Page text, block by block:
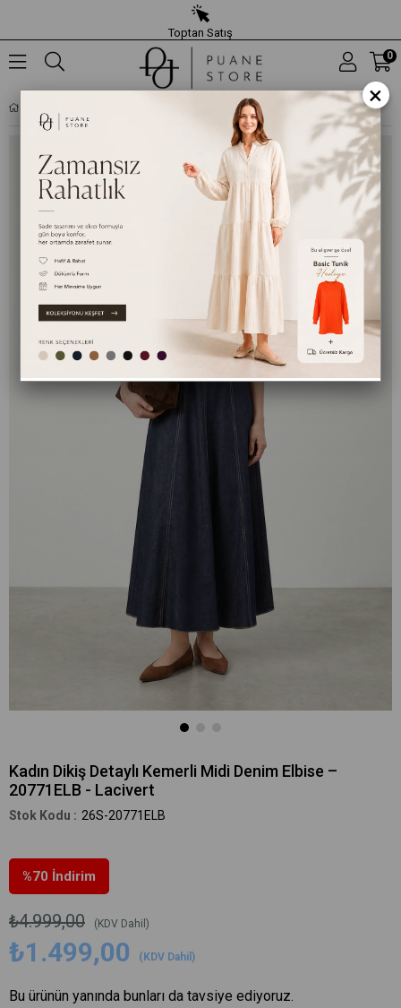
Toptan Satış
0
Kadın Dikiş Detaylı Kemerli Midi Denim Elbise –
20771ELB - Lacivert
26S-20771ELB
%70 İndirim
₺4.999,00 (KDV Dahil)
₺1.499,00 (KDV Dahil)
Bu ürünün yanında bunları da tavsiye ediyoruz.
×